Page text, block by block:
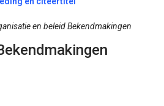
en beleid Bekendmakingen